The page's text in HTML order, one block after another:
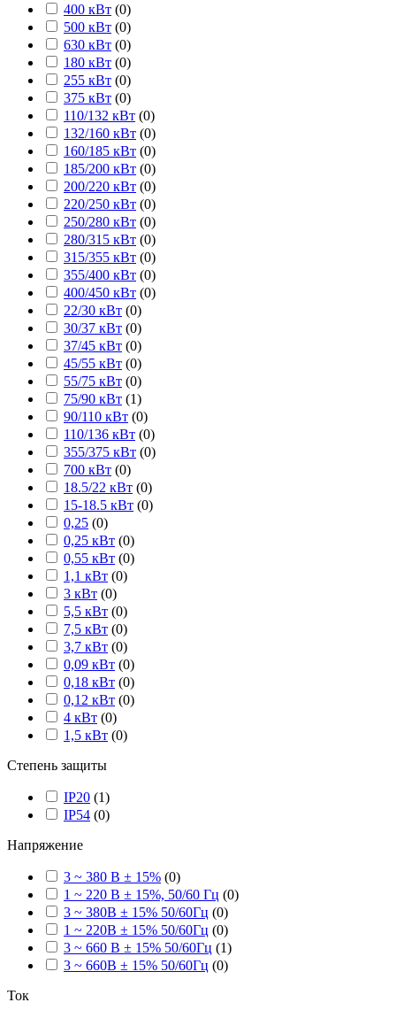
400 кВт (0)
500 кВт (0)
630 кВт (0)
180 кВт (0)
255 кВт (0)
375 кВт (0)
110/132 кВт (0)
132/160 кВт (0)
160/185 кВт (0)
185/200 кВт (0)
200/220 кВт (0)
220/250 кВт (0)
250/280 кВт (0)
280/315 кВт (0)
315/355 кВт (0)
355/400 кВт (0)
400/450 кВт (0)
22/30 кВт (0)
30/37 кВт (0)
37/45 кВт (0)
45/55 кВт (0)
55/75 кВт (0)
75/90 кВт (1)
90/110 кВт (0)
110/136 кВт (0)
355/375 кВт (0)
700 кВт (0)
18.5/22 кВт (0)
15-18.5 кВт (0)
0,25 (0)
0,25 кВт (0)
0,55 кВт (0)
1,1 кВт (0)
3 кВт (0)
5,5 кВт (0)
7,5 кВт (0)
3,7 кВт (0)
0,09 кВт (0)
0,18 кВт (0)
0,12 кВт (0)
4 кВт (0)
1,5 кВт (0)
Степень защиты
IP20 (1)
IP54 (0)
Напряжение
3 ~ 380 В ± 15% (0)
1 ~ 220 В ± 15%, 50/60 Гц (0)
3 ~ 380В ± 15% 50/60Гц (0)
1 ~ 220В ± 15% 50/60Гц (0)
3 ~ 660 В ± 15% 50/60Гц (1)
3 ~ 660В ± 15% 50/60Гц (0)
Ток